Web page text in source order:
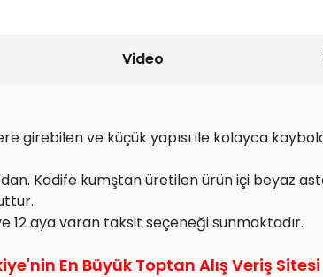
Video
girebilen ve küçük yapısı ile kolayca
Kadife kumştan üretilen ürün içi beyaz
aya varan taksit seçeneği sunmaktadır.
En Büyük Toptan Alış Veriş Sitesi